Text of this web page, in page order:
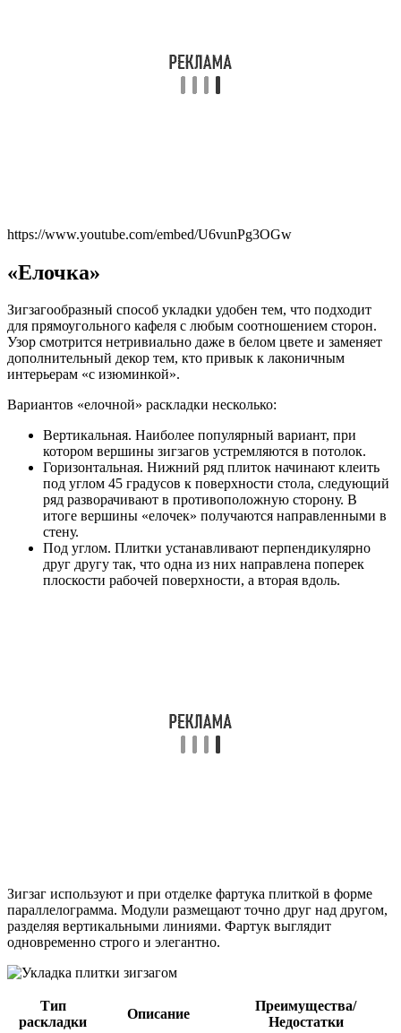
https://www.youtube.com/embed/U6vunPg3OGw
«Елочка»
Зигзагообразный способ укладки удобен тем, что подходит
для прямоугольного кафеля с любым соотношением сторон.
Узор смотрится нетривиально даже в белом цвете и заменяет
дополнительный декор тем, кто привык к лаконичным
интерьерам «с изюминкой».
Вариантов «елочной» раскладки несколько:
Вертикальная. Наиболее популярный вариант, при
котором вершины зигзагов устремляются в потолок.
Горизонтальная. Нижний ряд плиток начинают клеить
под углом 45 градусов к поверхности стола, следующий
ряд разворачивают в противоположную сторону. В
итоге вершины «елочек» получаются направленными в
стену.
Под углом. Плитки устанавливают перпендикулярно
друг другу так, что одна из них направлена поперек
плоскости рабочей поверхности, а вторая вдоль.
Зигзаг используют и при отделке фартука плиткой в форме
параллелограмма. Модули размещают точно друг над другом,
разделяя вертикальными линиями. Фартук выглядит
одновременно строго и элегантно.
Тип
раскладки
Описание
Преимущества/
Недостатки